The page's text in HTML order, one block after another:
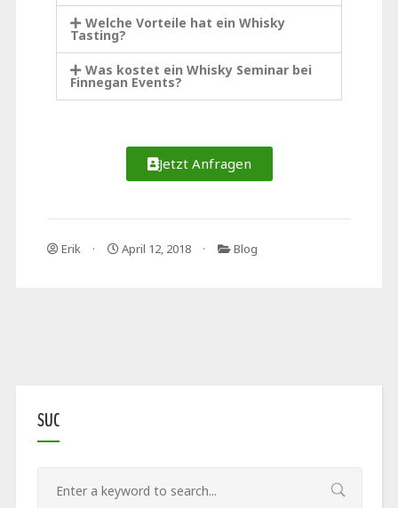
Welche Vorteile hat ein Whisky
Tasting?
Was kostet ein Whisky Seminar bei
Finnegan Events?
Jetzt Anfragen
Erik April 12, 2018 Blog
SUC